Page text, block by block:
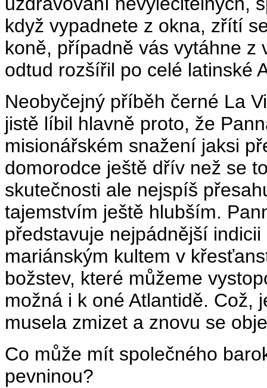
když vypadnete z okna, zřítí
koně, případně vás vytáhne z
odtud rozšířil po celé latinské
Neobyčejný příběh černé La
jistě líbil hlavně proto, že
misionářském snažení jaksi
domorodce ještě dřív než se
skutečnosti ale nejspíš
tajemstvím ještě hlubším.
představuje nejpádnější
mariánským kultem v
božstev, které můžeme
možná i k oné Atlantidě. Což,
musela zmizet a znovu se
Co může mít společného
pevninou?